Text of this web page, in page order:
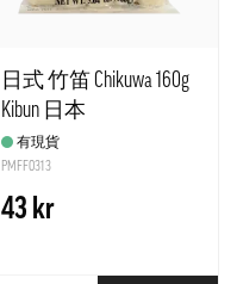
日式 竹笛 Chikuwa 160g
Kibun 日本
有現貨
PMFF0313
43 kr